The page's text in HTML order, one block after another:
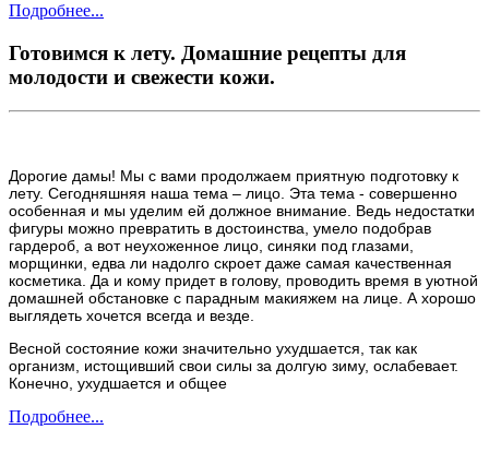
Подробнее...
Готовимся к лету. Домашние рецепты для
молодости и свежести кожи.
Дорогие дамы! Мы с вами продолжаем приятную подготовку к
лету. Сегодняшняя наша тема – лицо. Эта тема - совершенно
особенная и мы уделим ей должное внимание. Ведь недостатки
фигуры можно превратить в достоинства, умело подобрав
гардероб, а вот неухоженное лицо, синяки под глазами,
морщинки, едва ли надолго скроет даже самая качественная
косметика. Да и кому придет в голову, проводить время в уютной
домашней обстановке с парадным макияжем на лице. А хорошо
выглядеть хочется всегда и везде.
Весной состояние кожи значительно ухудшается, так как
организм, истощивший свои силы за долгую зиму, ослабевает.
Конечно, ухудшается и общее
Подробнее...